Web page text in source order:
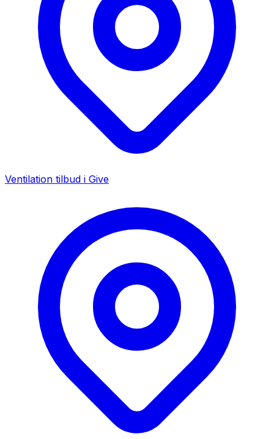
Ventilation tilbud i Give